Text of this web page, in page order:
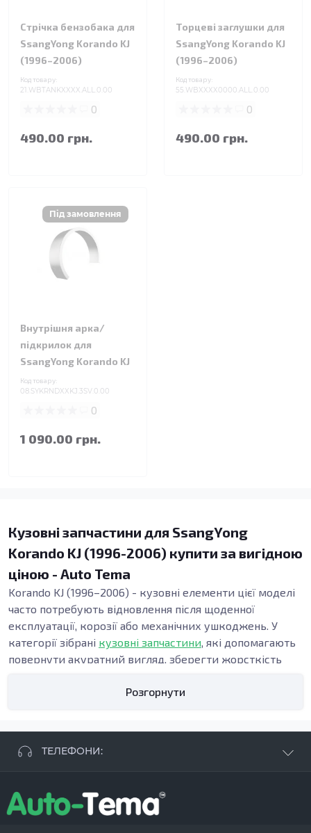
Стрічка бензобака для
SsangYong Korando KJ
(1996–2006)
Код товару:
21.WBTANKXXXX.ALL.0.00
0
490.00 грн.
Торцеві заглушки для
SsangYong Korando KJ
(1996–2006)
Код товару:
55.WBXXXX0000.ALL.0.00
0
490.00 грн.
Внутрішня арка/
підкрилок для
SsangYong Korando KJ
Код товару:
08.SYKRNDXXKJ.3SV.0.00
0
1 090.00 грн.
Кузовні запчастини для SsangYong
Korando KJ (1996-2006) купити за вигідною
ціною - Auto Tema
Korando KJ (1996–2006) - кузовні елементи цієї моделі
часто потребують відновлення після щоденної
експлуатації, корозії або механічних ушкоджень. У
категорії зібрані кузовні запчастини, які допомагають
повернути акуратний вигляд, зберегти жорсткість
панелей важлива під час ремонту кузова, адже від неї
Види кузовних запчастин
кузова при прогниванні, усунення деформацій після
ударів або ремонт при прихованих осередках іржі.
Розгорнути
ТЕЛЕФОНИ:
+38 096 250 84 38
+38 099 657 61 50